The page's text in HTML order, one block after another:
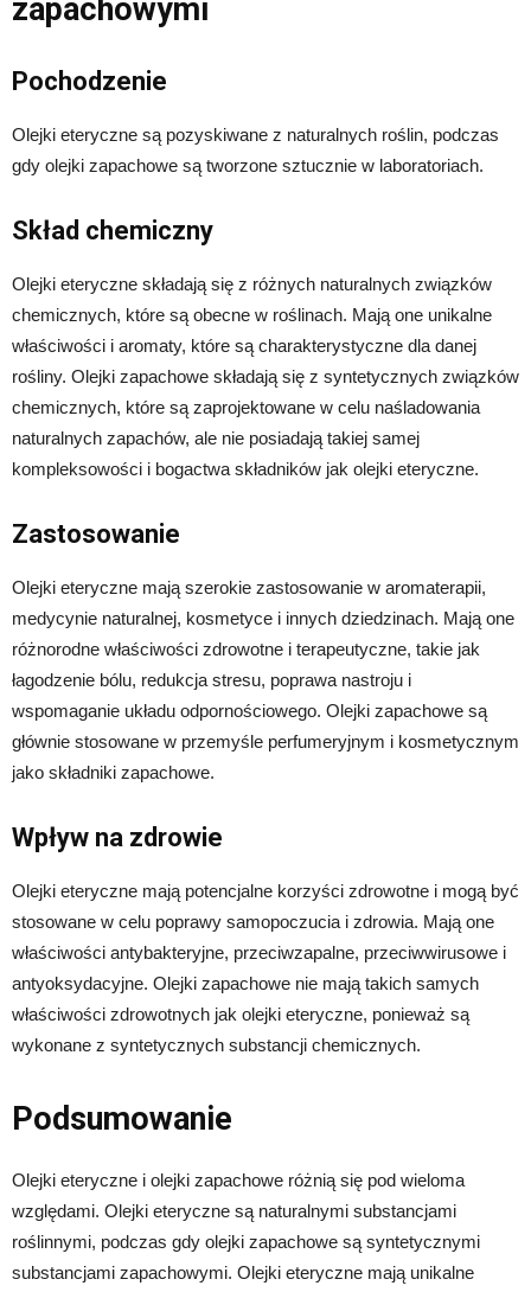
zapachowymi
Pochodzenie
Olejki eteryczne są pozyskiwane z naturalnych roślin, podczas
gdy olejki zapachowe są tworzone sztucznie w laboratoriach.
Skład chemiczny
Olejki eteryczne składają się z różnych naturalnych związków
chemicznych, które są obecne w roślinach. Mają one unikalne
właściwości i aromaty, które są charakterystyczne dla danej
rośliny. Olejki zapachowe składają się z syntetycznych związków
chemicznych, które są zaprojektowane w celu naśladowania
naturalnych zapachów, ale nie posiadają takiej samej
kompleksowości i bogactwa składników jak olejki eteryczne.
Zastosowanie
Olejki eteryczne mają szerokie zastosowanie w aromaterapii,
medycynie naturalnej, kosmetyce i innych dziedzinach. Mają one
różnorodne właściwości zdrowotne i terapeutyczne, takie jak
łagodzenie bólu, redukcja stresu, poprawa nastroju i
wspomaganie układu odpornościowego. Olejki zapachowe są
głównie stosowane w przemyśle perfumeryjnym i kosmetycznym
jako składniki zapachowe.
Wpływ na zdrowie
Olejki eteryczne mają potencjalne korzyści zdrowotne i mogą być
stosowane w celu poprawy samopoczucia i zdrowia. Mają one
właściwości antybakteryjne, przeciwzapalne, przeciwwirusowe i
antyoksydacyjne. Olejki zapachowe nie mają takich samych
właściwości zdrowotnych jak olejki eteryczne, ponieważ są
wykonane z syntetycznych substancji chemicznych.
Podsumowanie
Olejki eteryczne i olejki zapachowe różnią się pod wieloma
względami. Olejki eteryczne są naturalnymi substancjami
roślinnymi, podczas gdy olejki zapachowe są syntetycznymi
substancjami zapachowymi. Olejki eteryczne mają unikalne